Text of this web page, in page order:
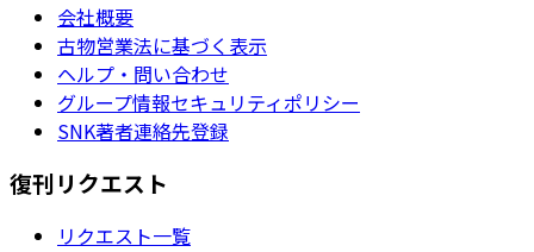
会社概要
古物営業法に基づく表示
ヘルプ・問い合わせ
グループ情報セキュリティポリシー
SNK著者連絡先登録
復刊リクエスト
リクエスト一覧